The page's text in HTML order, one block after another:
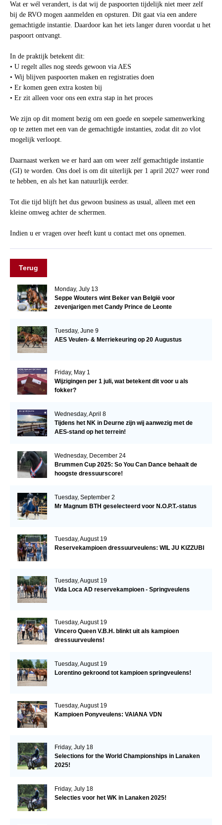
Wat er wél verandert, is dat wij de paspoorten tijdelijk niet meer zelf
bij de RVO mogen aanmelden en opsturen. Dit gaat via een andere
gemachtigde instantie. Daardoor kan het iets langer duren voordat u het
paspoort ontvangt.
In de praktijk betekent dit:
• U regelt alles nog steeds gewoon via AES
• Wij blijven paspoorten maken en registraties doen
• Er komen geen extra kosten bij
• Er zit alleen voor ons een extra stap in het proces
We zijn op dit moment bezig om een goede en soepele samenwerking
op te zetten met een van de gemachtigde instanties, zodat dit zo vlot
mogelijk verloopt.
Daarnaast werken we er hard aan om weer zelf gemachtigde instantie
(GI) te worden. Ons doel is om dit uiterlijk per 1 april 2027 weer rond
te hebben, en als het kan natuurlijk eerder.
Tot die tijd blijft het dus gewoon business as usual, alleen met een
kleine omweg achter de schermen.
Indien u er vragen over heeft kunt u contact met ons opnemen.
Terug
Monday, July 13
Seppe Wouters wint Beker van België voor
zevenjarigen met Candy Prince de Leonte
Tuesday, June 9
AES Veulen- & Merriekeuring op 20 Augustus
Friday, May 1
Wijzigingen per 1 juli, wat betekent dit voor u als
fokker?
Wednesday, April 8
Tijdens het NK in Deurne zijn wij aanwezig met de
AES-stand op het terrein!
Wednesday, December 24
Brummen Cup 2025: So You Can Dance behaalt de
hoogste dressuurscore!
Tuesday, September 2
Mr Magnum BTH geselecteerd voor N.O.P.T.-status
Tuesday, August 19
Reservekampioen dressuurveulens: WIL JU KIZZUBI
Tuesday, August 19
Vida Loca AD reservekampioen - Springveulens
Tuesday, August 19
Vincero Queen V.B.H. blinkt uit als kampioen
dressuurveulens!
Tuesday, August 19
Lorentino gekroond tot kampioen springveulens!
Tuesday, August 19
Kampioen Ponyveulens: VAIANA VDN
Friday, July 18
Selections for the World Championships in Lanaken
2025!
Friday, July 18
Selecties voor het WK in Lanaken 2025!